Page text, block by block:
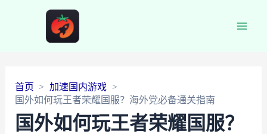
首页
加速国内游戏
国外如何玩王者荣耀国服？海外党必备通关指南
国外如何玩王者荣耀国服？